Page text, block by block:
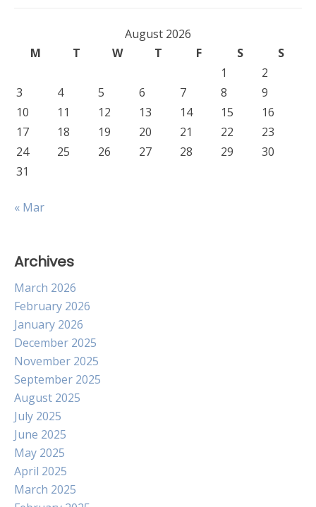
August 2026
M
T W T F S
S
1
2
3
4 5 6 7 8
9
10
11 12 13 14 15
16
17
18 19 20 21 22
23
24
25 26 27 28 29
30
31
« Mar
Archives
March 2026
February 2026
January 2026
December 2025
November 2025
September 2025
August 2025
July 2025
June 2025
May 2025
April 2025
March 2025